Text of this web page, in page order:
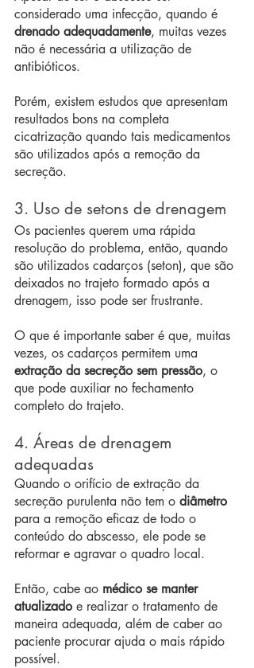
considerado uma infecção, quando é
drenado adequadamente, muitas vezes
não é necessária a utilização de
antibióticos.
Porém, existem estudos que apresentam
resultados bons na completa
cicatrização quando tais medicamentos
são utilizados após a remoção da
secreção.
3. Uso de setons de drenagem
Os pacientes querem uma rápida
resolução do problema, então, quando
são utilizados cadarços (seton), que são
deixados no trajeto formado após a
drenagem, isso pode ser frustrante.
O que é importante saber é que, muitas
vezes, os cadarços permitem uma
extração da secreção sem pressão, o
que pode auxiliar no fechamento
completo do trajeto.
4. Áreas de drenagem
adequadas
Quando o orifício de extração da
secreção purulenta não tem o diâmetro
para a remoção eficaz de todo o
conteúdo do abscesso, ele pode se
reformar e agravar o quadro local.
Então, cabe ao médico se manter
atualizado e realizar o tratamento de
maneira adequada, além de caber ao
paciente procurar ajuda o mais rápido
possível.